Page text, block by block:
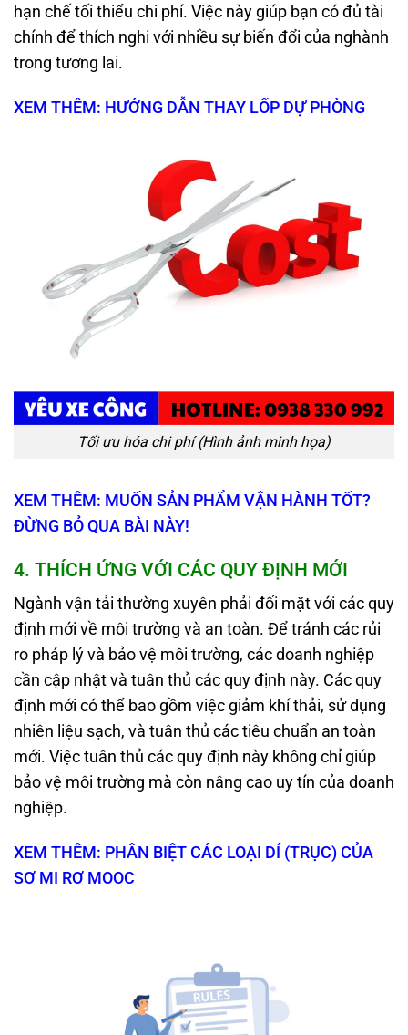
hạn chế tối thiểu chi phí. Việc này giúp bạn có đủ tài
chính để thích nghi với nhiều sự biến đổi của nghành
trong tương lai.
XEM THÊM: HƯỚNG DẪN THAY LỐP DỰ PHÒNG
Tối ưu hóa chi phí (Hình ảnh minh họa)
XEM THÊM: MUỐN SẢN PHẨM VẬN HÀNH TỐT?
ĐỪNG BỎ QUA BÀI NÀY!
4. THÍCH ỨNG VỚI CÁC QUY ĐỊNH MỚI
Ngành vận tải thường xuyên phải đối mặt với các quy
định mới về môi trường và an toàn. Để tránh các rủi
ro pháp lý và bảo vệ môi trường, các doanh nghiệp
cần cập nhật và tuân thủ các quy định này. Các quy
định mới có thể bao gồm việc giảm khí thải, sử dụng
nhiên liệu sạch, và tuân thủ các tiêu chuẩn an toàn
mới. Việc tuân thủ các quy định này không chỉ giúp
bảo vệ môi trường mà còn nâng cao uy tín của doanh
nghiệp.
XEM THÊM: PHÂN BIỆT CÁC LOẠI DÍ (TRỤC) CỦA
SƠ MI RƠ MOOC